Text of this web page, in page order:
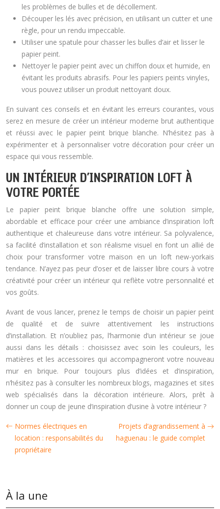
les problèmes de bulles et de décollement.
Découper les lés avec précision, en utilisant un cutter et une
règle, pour un rendu impeccable.
Utiliser une spatule pour chasser les bulles d’air et lisser le
papier peint.
Nettoyer le papier peint avec un chiffon doux et humide, en
évitant les produits abrasifs. Pour les papiers peints vinyles,
vous pouvez utiliser un produit nettoyant doux.
En suivant ces conseils et en évitant les erreurs courantes, vous
serez en mesure de créer un intérieur moderne brut authentique
et réussi avec le papier peint brique blanche. N’hésitez pas à
expérimenter et à personnaliser votre décoration pour créer un
espace qui vous ressemble.
UN INTÉRIEUR D’INSPIRATION LOFT À
VOTRE PORTÉE
Le papier peint brique blanche offre une solution simple,
abordable et efficace pour créer une ambiance d’inspiration loft
authentique et chaleureuse dans votre intérieur. Sa polyvalence,
sa facilité d’installation et son réalisme visuel en font un allié de
choix pour transformer votre maison en un loft new-yorkais
tendance. N’ayez pas peur d’oser et de laisser libre cours à votre
créativité pour créer un intérieur qui reflète votre personnalité et
vos goûts.
Avant de vous lancer, prenez le temps de choisir un papier peint
de qualité et de suivre attentivement les instructions
d’installation. Et n’oubliez pas, l’harmonie d’un intérieur se joue
aussi dans les détails : choisissez avec soin les couleurs, les
matières et les accessoires qui accompagneront votre nouveau
mur en brique. Pour toujours plus d’idées et d’inspiration,
n’hésitez pas à consulter les nombreux blogs, magazines et sites
web spécialisés dans la décoration intérieure. Alors, prêt à
donner un coup de jeune d’inspiration d’usine à votre intérieur ?
Normes électriques en
location : responsabilités du
propriétaire
Projets d’agrandissement à
haguenau : le guide complet
À la une